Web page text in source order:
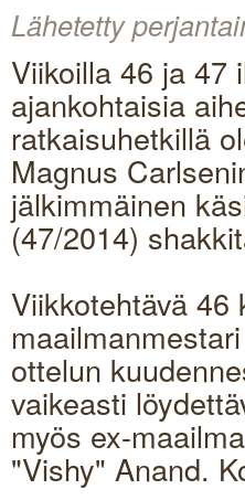
Lähetetty
Viikoilla 46 ja 47
ajankohtaisia
ratkaisuhetkillä
Magnus
jälkimmäinen
(47/2014)
Viikkotehtävä
ottelun
vaikeasti
myös ex-
"Vishy" Anand.